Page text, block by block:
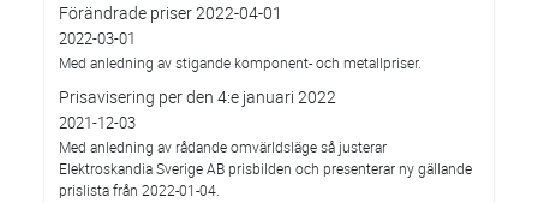
Förändrade priser 2022-04-01
2022-03-01
Med anledning av stigande komponent- och metallpriser.
Prisavisering per den 4:e januari 2022
2021-12-03
Med anledning av rådande omvärldsläge så justerar
Elektroskandia Sverige AB prisbilden och presenterar ny gällande
prislista från 2022-01-04.